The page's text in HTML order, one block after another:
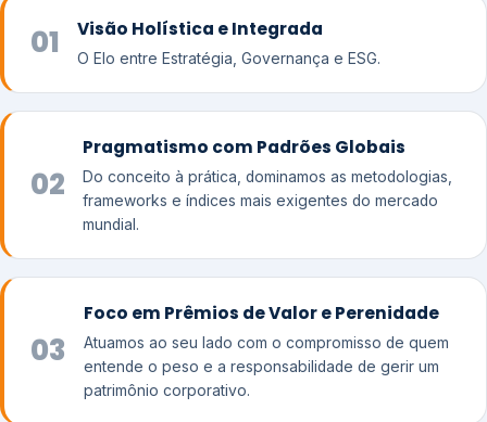
01 Visão Holística e Integrada
O Elo entre Estratégia, Governança e ESG.
02
Pragmatismo com Padrões Globais
Do conceito à prática, dominamos as metodologias,
frameworks e índices mais exigentes do mercado
mundial.
03
Foco em Prêmios de Valor e Perenidade
Atuamos ao seu lado com o compromisso de quem
entende o peso e a responsabilidade de gerir um
patrimônio corporativo.